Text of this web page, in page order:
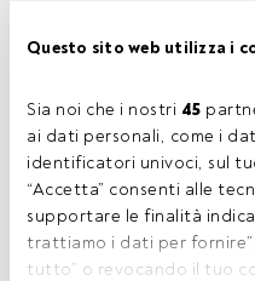
Questo sito web utilizza i
Sia noi che i nostri 45
ai dati personali, come i
identificatori univoci, sul
“Accetta” consenti alle
supportare le finalità
trattiamo i dati per
tutto” o revocando il tuo
ISIN:LU1555072096
Categoria Morningstar:
Società: NEAM
Condividi: